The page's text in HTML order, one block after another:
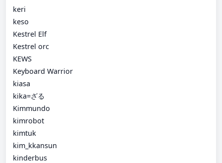
keri
keso
Kestrel Elf
Kestrel orc
KEWS
Keyboard Warrior
kiasa
kika=ざる
Kimmundo
kimrobot
kimtuk
kim_kkansun
kinderbus